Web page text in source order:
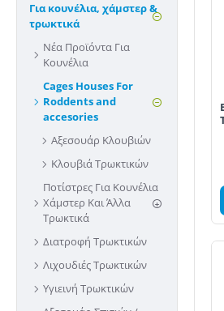
Για κουνέλια, χάμστερ &
τρωκτικά
Νέα Προϊόντα Για
Κουνέλια
Cages Houses For
Roddents and
accesories
Αξεσουάρ Κλουβιών
Κλουβιά Τρωκτικών
Ποτίστρες Για Κουνέλια
Χάμστερ Kαι Άλλα
Τρωκτικά
Διατροφή Τρωκτικών
Λιχουδιές Τρωκτικών
Υγιεινή Τρωκτικών